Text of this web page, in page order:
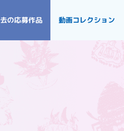
の応募作品 動画コレクション